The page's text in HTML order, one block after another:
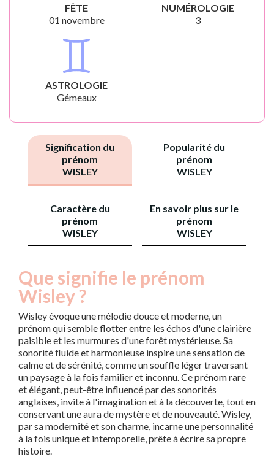
FÊTE
01 novembre
NUMÉROLOGIE
3
ASTROLOGIE
Gémeaux
Signification du
prénom
WISLEY
Popularité du
prénom
WISLEY
Caractère du
prénom
WISLEY
En savoir plus sur le
prénom
WISLEY
Que signifie le prénom
Wisley ?
Wisley évoque une mélodie douce et moderne, un
prénom qui semble flotter entre les échos d'une clairière
paisible et les murmures d'une forêt mystérieuse. Sa
sonorité fluide et harmonieuse inspire une sensation de
calme et de sérénité, comme un souffle léger traversant
un paysage à la fois familier et inconnu. Ce prénom rare
et élégant, peut-être influencé par des sonorités
anglaises, invite à l'imagination et à la découverte, tout en
conservant une aura de mystère et de nouveauté. Wisley,
par sa modernité et son charme, incarne une personnalité
à la fois unique et intemporelle, prête à écrire sa propre
histoire.